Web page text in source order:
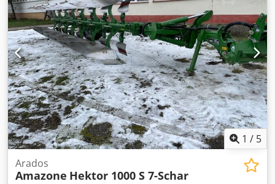
1 / 5
Arados
Amazone Hektor 1000 S 7-Schar